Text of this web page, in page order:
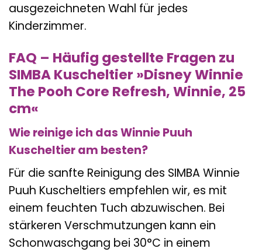
ausgezeichneten Wahl für jedes
Kinderzimmer.
FAQ – Häufig gestellte Fragen zu
SIMBA Kuscheltier »Disney Winnie
The Pooh Core Refresh, Winnie, 25
cm«
Wie reinige ich das Winnie Puuh
Kuscheltier am besten?
Für die sanfte Reinigung des SIMBA Winnie
Puuh Kuscheltiers empfehlen wir, es mit
einem feuchten Tuch abzuwischen. Bei
stärkeren Verschmutzungen kann ein
Schonwaschgang bei 30°C in einem